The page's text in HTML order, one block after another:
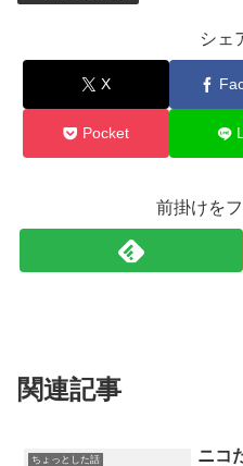
シェ
X
Pocket
前掛けを
関連記事
ちょっとした話
ニコ